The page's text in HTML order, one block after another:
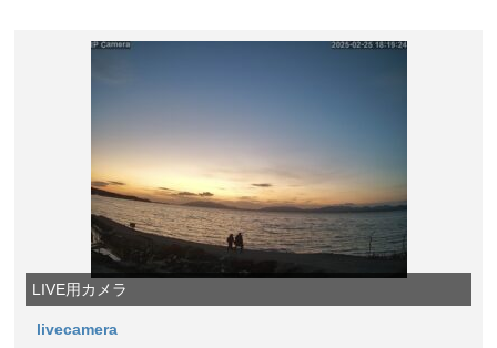
LIVE用カメラ
livecamera